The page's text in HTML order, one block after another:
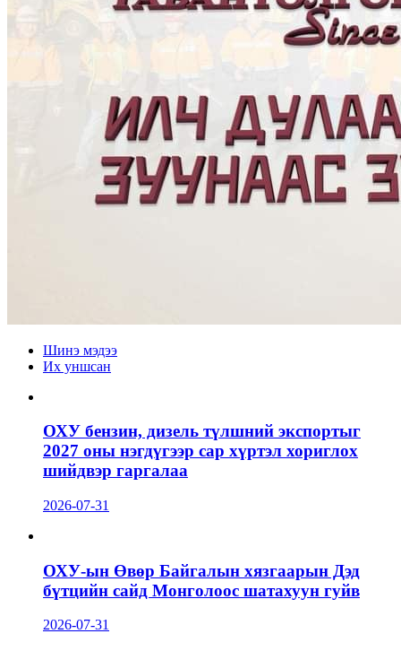
Шинэ мэдээ
Их уншсан
ОХУ бензин, дизель түлшний экспортыг
2027 оны нэгдүгээр сар хүртэл хориглох
шийдвэр гаргалаа
2026-07-31
ОХУ-ын Өвөр Байгалын хязгаарын Дэд
бүтцийн сайд Монголоос шатахуун гуйв
2026-07-31